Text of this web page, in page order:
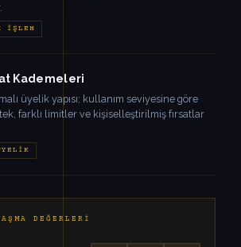
İŞLEM
Kademeleri
üyelik yapısı; kullanım seviyesine göre
farklı limitler ve kişiselleştirilmiş fırsatlar
DEĞERLERI